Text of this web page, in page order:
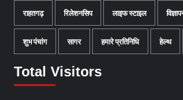
राहतगढ़ रिलेशनसिप लाइफ स्टाइल
शुभ पंचांग सागर हमारे प्रतिनिधि हेल्थ
Total Visitors